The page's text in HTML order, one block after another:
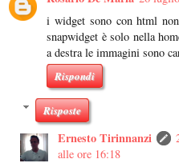
i widget sono con html
snapwidget è solo nella
a destra le immagini sono
Rispondi
Risposte
Ernesto Tirinnanzi
alle ore 16:18